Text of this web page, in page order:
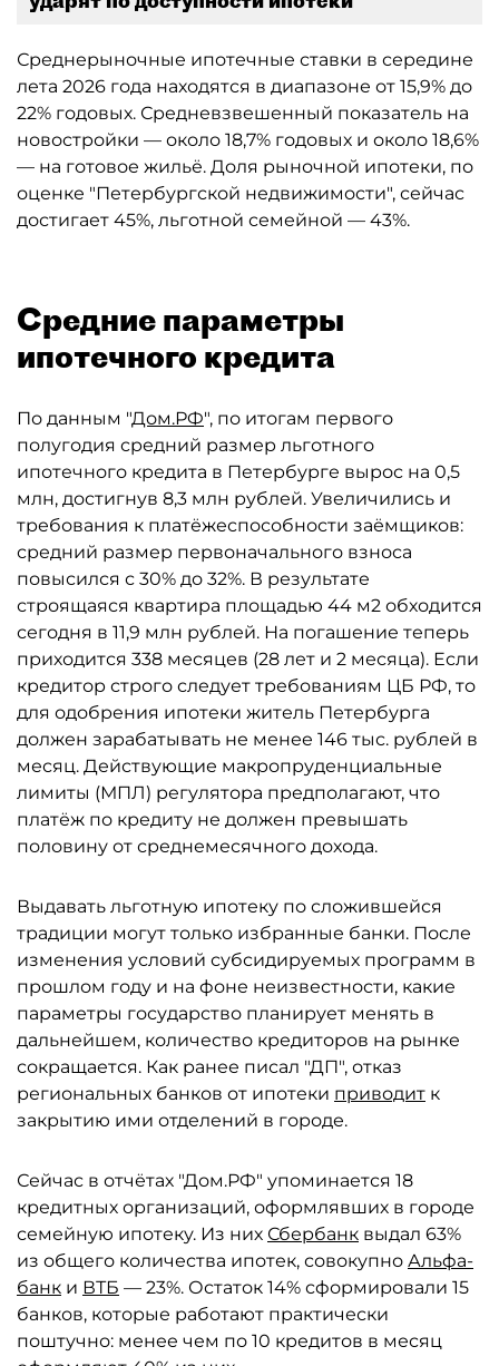
Среднерыночные ипотечные ставки в середине
лета 2026 года находятся в диапазоне от 15,9% до
22% годовых. Средневзвешенный показатель на
новостройки — около 18,7% годовых и около 18,6%
— на готовое жильё. Доля рыночной ипотеки, по
оценке "Петербургской недвижимости", сейчас
достигает 45%, льготной семейной — 43%.
Средние параметры
ипотечного кредита
По данным "Дом.РФ", по итогам первого
полугодия средний размер льготного
ипотечного кредита в Петербурге вырос на 0,5
млн, достигнув 8,3 млн рублей. Увеличились и
требования к платёжеспособности заёмщиков:
средний размер первоначального взноса
повысился с 30% до 32%. В результате
строящаяся квартира площадью 44 м2 обходится
сегодня в 11,9 млн рублей. На погашение теперь
приходится 338 месяцев (28 лет и 2 месяца). Если
кредитор строго следует требованиям ЦБ РФ, то
для одобрения ипотеки житель Петербурга
должен зарабатывать не менее 146 тыс. рублей в
месяц. Действующие макропруденциальные
лимиты (МПЛ) регулятора предполагают, что
платёж по кредиту не должен превышать
половину от среднемесячного дохода.
Выдавать льготную ипотеку по сложившейся
традиции могут только избранные банки. После
изменения условий субсидируемых программ в
прошлом году и на фоне неизвестности, какие
параметры государство планирует менять в
дальнейшем, количество кредиторов на рынке
сокращается. Как ранее писал "ДП", отказ
региональных банков от ипотеки приводит к
закрытию ими отделений в городе.
Сейчас в отчётах "Дом.РФ" упоминается 18
кредитных организаций, оформлявших в городе
семейную ипотеку. Из них Сбербанк выдал 63%
из общего количества ипотек, совокупно Альфа-
банк и ВТБ — 23%. Остаток 14% сформировали 15
банков, которые работают практически
поштучно: менее чем по 10 кредитов в месяц